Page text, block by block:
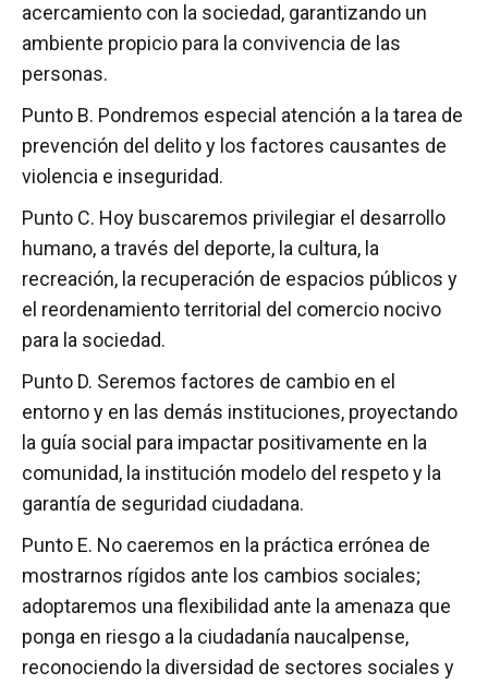
acercamiento con la sociedad, garantizando un
ambiente propicio para la convivencia de las
personas.
Punto B. Pondremos especial atención a la tarea de
prevención del delito y los factores causantes de
violencia e inseguridad.
Punto C. Hoy buscaremos privilegiar el desarrollo
humano, a través del deporte, la cultura, la
recreación, la recuperación de espacios públicos y
el reordenamiento territorial del comercio nocivo
para la sociedad.
Punto D. Seremos factores de cambio en el
entorno y en las demás instituciones, proyectando
la guía social para impactar positivamente en la
comunidad, la institución modelo del respeto y la
garantía de seguridad ciudadana.
Punto E. No caeremos en la práctica errónea de
mostrarnos rígidos ante los cambios sociales;
adoptaremos una flexibilidad ante la amenaza que
ponga en riesgo a la ciudadanía naucalpense,
reconociendo la diversidad de sectores sociales y